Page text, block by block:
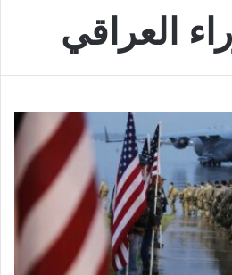
العراقي